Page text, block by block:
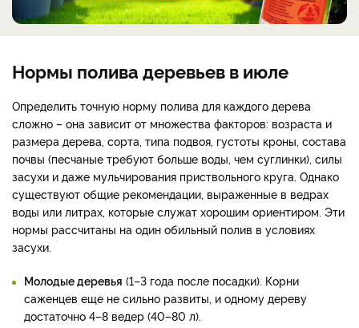
Нормы полива деревьев в июле
Определить точную норму полива для каждого дерева
сложно – она зависит от множества факторов: возраста и
размера дерева, сорта, типа подвоя, густоты кроны, состава
почвы (песчаные требуют больше воды, чем суглинки), силы
засухи и даже мульчирования приствольного круга. Однако
существуют общие рекомендации, выраженные в ведрах
воды или литрах, которые служат хорошим ориентиром. Эти
нормы рассчитаны на один обильный полив в условиях
засухи.
Молодые деревья (1–3 года после посадки). Корни
саженцев еще не сильно развиты, и одному дереву
достаточно 4–8 ведер (40–80 л).